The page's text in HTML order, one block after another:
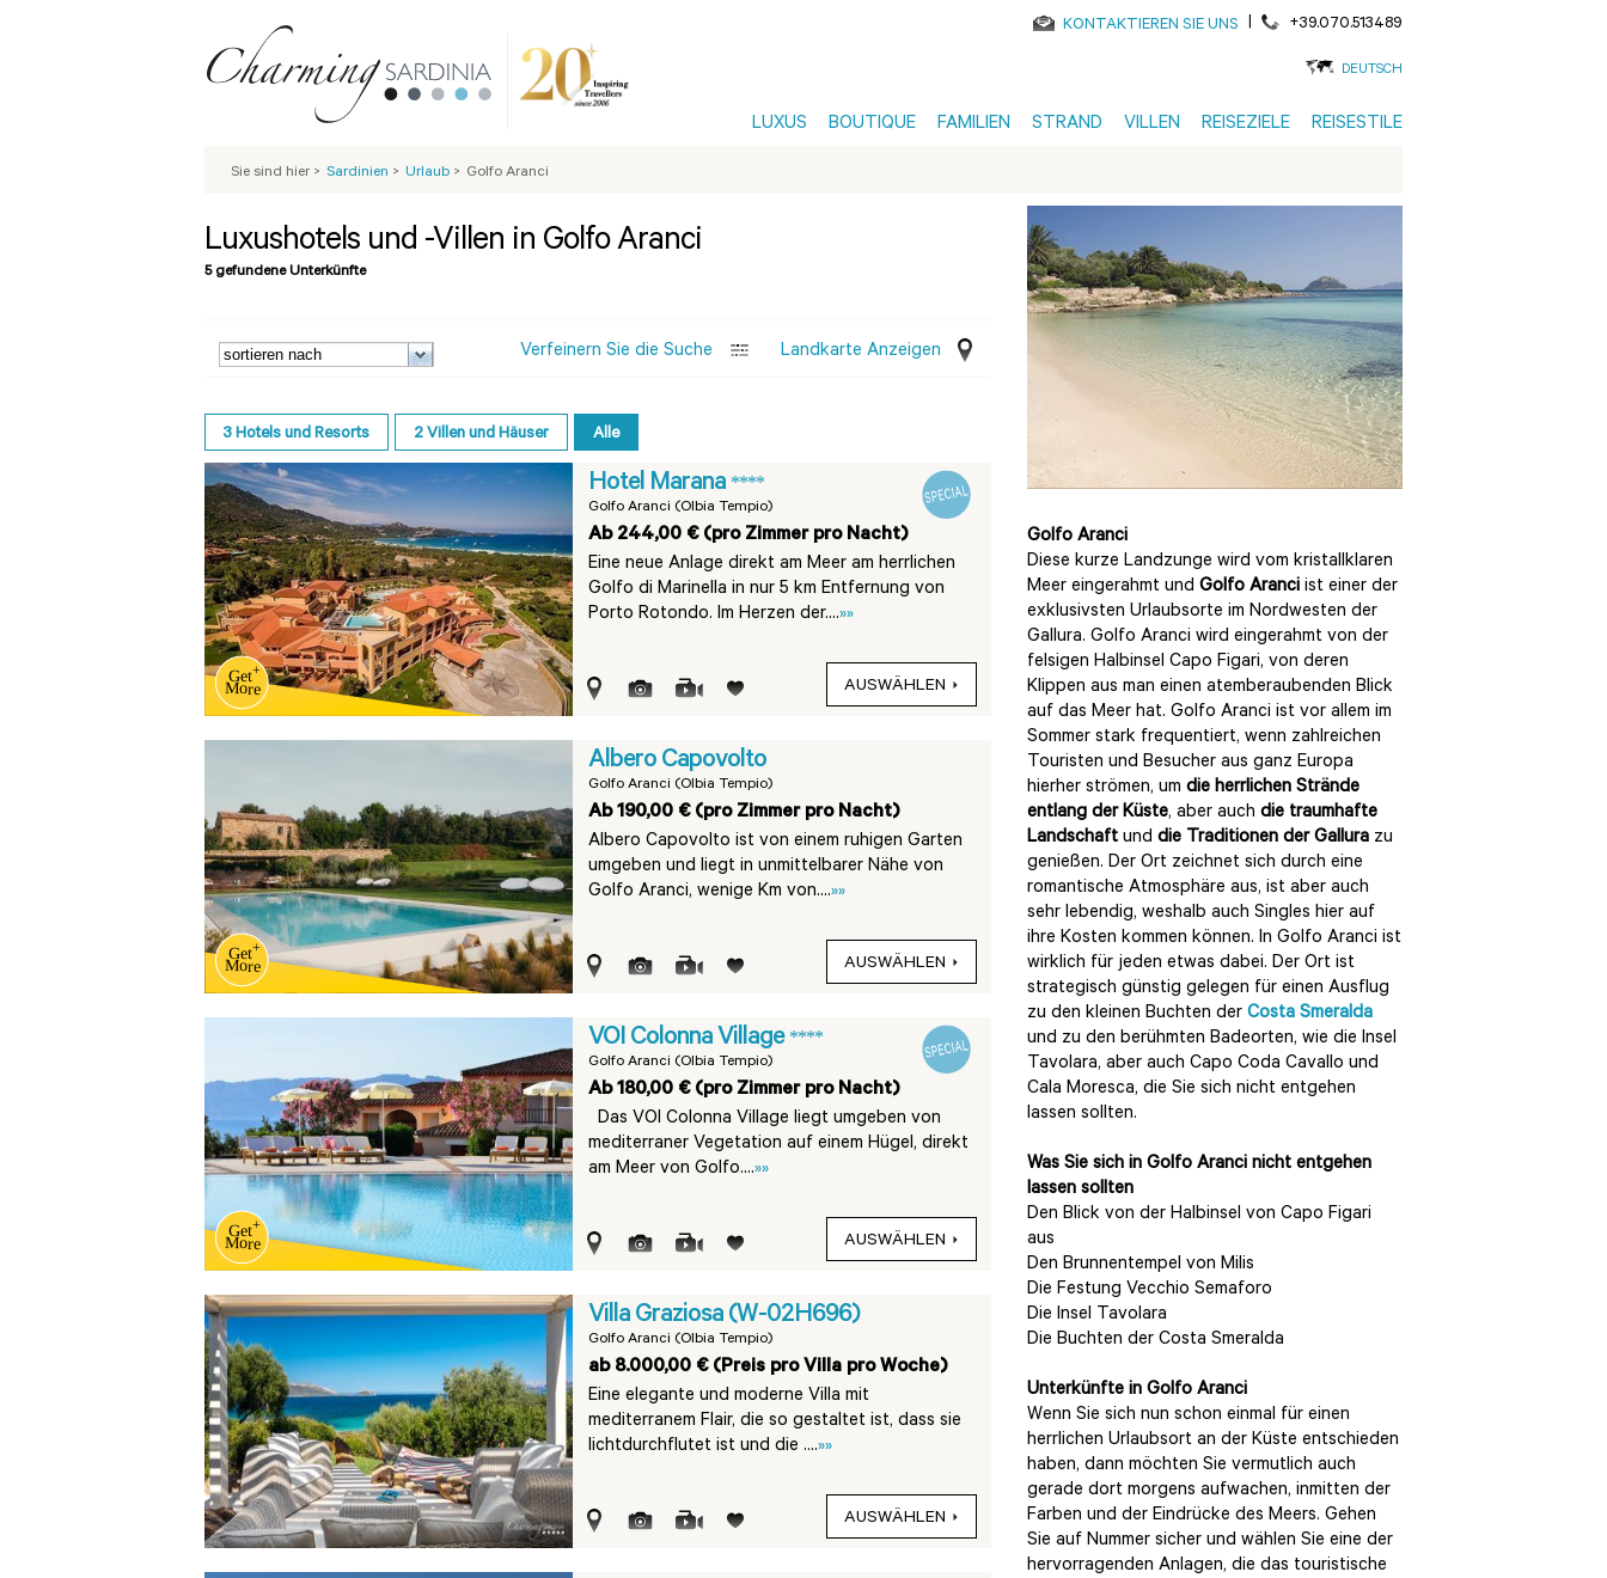
KONTAKTIEREN SIE UNS | +39.070.513489
DEUTSCH
LUXUS BOUTIQUE FAMILIEN STRAND VILLEN REISEZIELE REISESTILE
Sie sind hier > Sardinien > Urlaub > Golfo Aranci
Luxushotels und -Villen in Golfo Aranci
5 gefundene Unterkünfte
Verfeinern Sie die Suche Landkarte Anzeigen
3 Hotels und Resorts 2 Villen und Häuser Alle
Hotel Marana ****
Golfo Aranci (Olbia Tempio)
Ab 244,00 € (pro Zimmer pro Nacht)
Eine neue Anlage direkt am Meer am herrlichen
Golfo di Marinella in nur 5 km Entfernung von
Porto Rotondo. Im Herzen der....»»
AUSWÄHLEN
Albero Capovolto
Golfo Aranci (Olbia Tempio)
Ab 190,00 € (pro Zimmer pro Nacht)
Albero Capovolto ist von einem ruhigen Garten
umgeben und liegt in unmittelbarer Nähe von
Golfo Aranci, wenige Km von....»»
AUSWÄHLEN
VOI Colonna Village ****
Golfo Aranci (Olbia Tempio)
Ab 180,00 € (pro Zimmer pro Nacht)
Das VOI Colonna Village liegt umgeben von
mediterraner Vegetation auf einem Hügel, direkt
am Meer von Golfo....»»
AUSWÄHLEN
Villa Graziosa (W-02H696)
Golfo Aranci (Olbia Tempio)
ab 8.000,00 € (Preis pro Villa pro Woche)
Eine elegante und moderne Villa mit
mediterranem Flair, die so gestaltet ist, dass sie
lichtdurchflutet ist und die ....»»
AUSWÄHLEN
Golfo Aranci
Diese kurze Landzunge wird vom kristallklaren
Meer eingerahmt und Golfo Aranci ist einer der
exklusivsten Urlaubsorte im Nordwesten der
Gallura. Golfo Aranci wird eingerahmt von der
felsigen Halbinsel Capo Figari, von deren
Klippen aus man einen atemberaubenden Blick
auf das Meer hat. Golfo Aranci ist vor allem im
Sommer stark frequentiert, wenn zahlreichen
Touristen und Besucher aus ganz Europa
hierher strömen, um die herrlichen Strände
entlang der Küste, aber auch die traumhafte
Landschaft und die Traditionen der Gallura zu
genießen. Der Ort zeichnet sich durch eine
romantische Atmosphäre aus, ist aber auch
sehr lebendig, weshalb auch Singles hier auf
ihre Kosten kommen können. In Golfo Aranci ist
wirklich für jeden etwas dabei. Der Ort ist
strategisch günstig gelegen für einen Ausflug
zu den kleinen Buchten der Costa Smeralda
und zu den berühmten Badeorten, wie die Insel
Tavolara, aber auch Capo Coda Cavallo und
Cala Moresca, die Sie sich nicht entgehen
lassen sollten.
Was Sie sich in Golfo Aranci nicht entgehen
lassen sollten
Den Blick von der Halbinsel von Capo Figari
aus
Den Brunnentempel von Milis
Die Festung Vecchio Semaforo
Die Insel Tavolara
Die Buchten der Costa Smeralda
Unterkünfte in Golfo Aranci
Wenn Sie sich nun schon einmal für einen
herrlichen Urlaubsort an der Küste entschieden
haben, dann möchten Sie vermutlich auch
gerade dort morgens aufwachen, inmitten der
Farben und der Eindrücke des Meers. Gehen
Sie auf Nummer sicher und wählen Sie eine der
hervorragenden Anlagen, die das touristische